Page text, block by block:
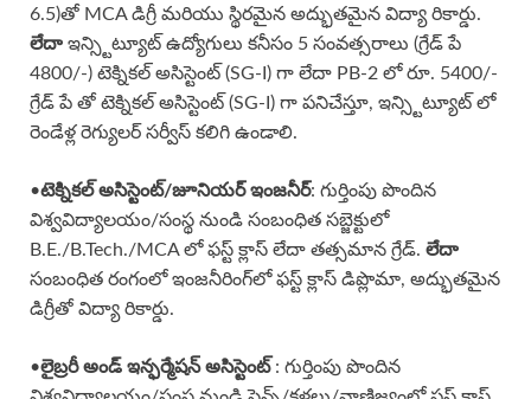
6.5)తో MCA డిగ్రీ మరియు స్థిరమైన అద్భుతమైన విద్యా రికార్డు.
లేదా ఇన్స్టిట్యూట్ ఉద్యోగులు కనీసం 5 సంవత్సరాలు (గ్రేడ్ పే
4800/-) టెక్నికల్ అసిస్టెంట్ (SG-I) గా లేదా PB-2 లో రూ. 5400/-
గ్రేడ్ పే తో టెక్నికల్ అసిస్టెంట్ (SG-I) గా పనిచేస్తూ, ఇన్స్టిట్యూట్ లో
రెండేళ్ల రెగ్యులర్ సర్వీస్ కలిగి ఉండాలి.
•టెక్నికల్ అసిస్టెంట్/జూనియర్ ఇంజనీర్: గుర్తింపు పొందిన
విశ్వవిద్యాలయం/సంస్థ నుండి సంబంధిత సబ్జెక్టులో
B.E./B.Tech./MCA లో ఫస్ట్ క్లాస్ లేదా తత్సమాన గ్రేడ్. లేదా
సంబంధిత రంగంలో ఇంజనీరింగ్‌లో ఫస్ట్ క్లాస్ డిప్లొమా, అద్భుతమైన
డిగ్రీతో విద్యా రికార్డు.
•లైబ్రరీ అండ్ ఇన్ఫర్మేషన్ అసిస్టెంట్: గుర్తింపు పొందిన